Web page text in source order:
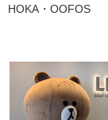
HOKA・OOFOS